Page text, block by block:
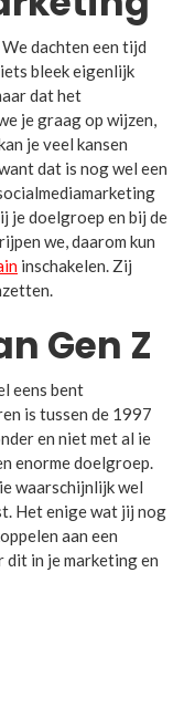
dachten een tijd
bleek eigenlijk
dat het
je graag op wijzen,
je veel kansen
dat is nog wel een
je doelgroep en bij de
we, daarom kun
inschakelen. Zij
Gen Z
eens bent
is tussen de 1997
en niet met al ie
enorme doelgroep.
waarschijnlijk wel
Het enige wat jij nog
aan een
dit in je marketing en